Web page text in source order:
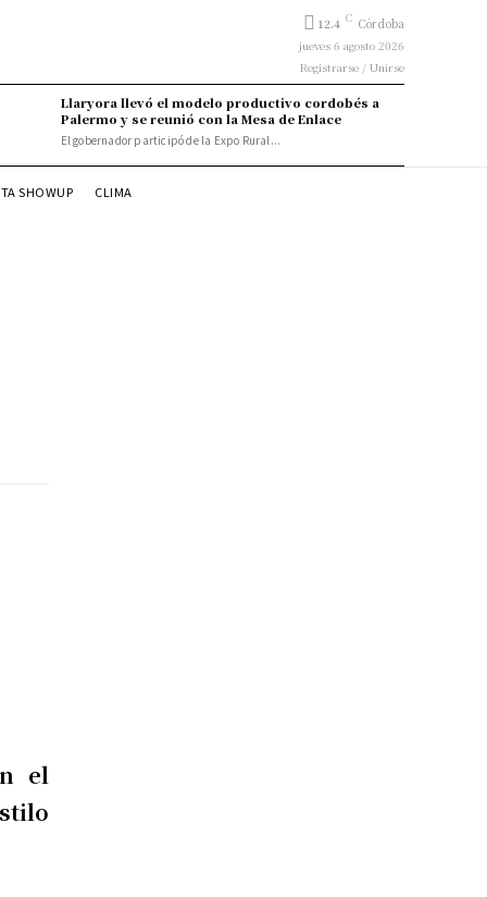
12.4 C Córdoba
jueves 6 agosto 2026
Registrarse / Unirse
Llaryora llevó el modelo productivo cordobés a
Palermo y se reunió con la Mesa de Enlace
El gobernador participó de la Expo Rural...
SHOWUP CLIMA
el